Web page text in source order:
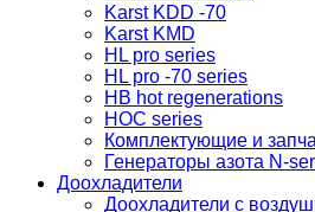
Karst KDD -70
Karst KMD
HL pro series
HL pro -70 series
HB hot regenerations
HOC series
Комплектующие и
Генераторы азота N-
Доохладители
Доохладители с